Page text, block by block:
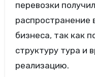
перевозки
распространение
бизнеса, так как
структуру тура и
реализацию.